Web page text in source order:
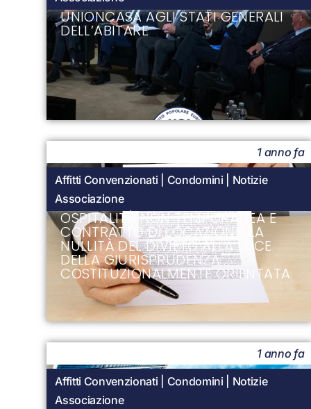
UNIONCASA AGLI STATI GENERALI
DELL’ABITARE
1 anno fa
Affitti Convenzionati
Condomini
Notizie
Associazione
OSPITALITÀ NON TEMPORANEA E
CONTRATTO DI LOCAZIONE: LA
NULLITÀ DEL DIVIETO ALLA LUCE
DELLA GIURISPRUDENZA
COSTITUZIONALMENTE ORIENTATA
1 anno fa
Affitti Convenzionati
Condomini
Notizie
Associazione